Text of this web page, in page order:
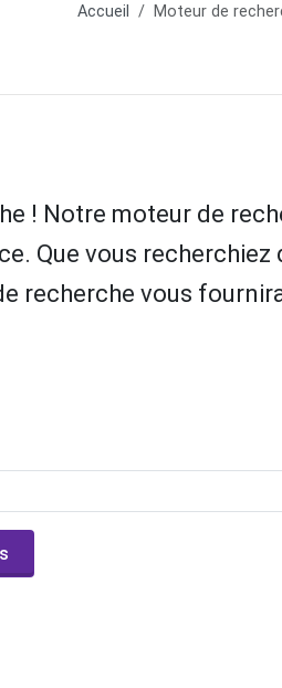
Accueil Moteur de
! Notre moteur de
Que vous
recherche vous